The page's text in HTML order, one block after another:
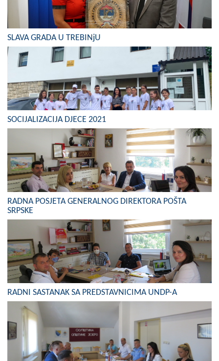
Zaštita od požara
COVID 19
Geoistraživanja
FINANSIJE
PRIVREDA
Poljoprivreda
Turizam
Sport
CIVILNA ZAŠTITA
SLAVA GRADA U TREBINjU
SOCIJALIZACIJA DJECE 2021
RADNA POSJETA GENERALNOG DIREKTORA POŠTA
SRPSKE
RADNI SASTANAK SA PREDSTAVNICIMA UNDP-A